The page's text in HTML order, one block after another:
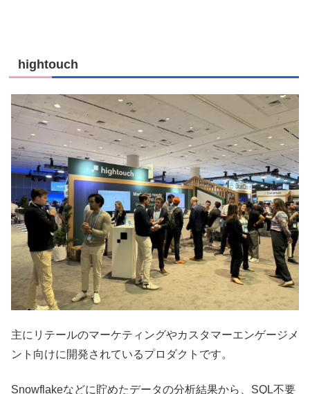
hightouch
主にリテールのマーケティングやカスタマーエンゲージメ
ント向けに開発されているプロダクトです。
Snowflakeなどに貯めたデータの分析結果から、SQL不要